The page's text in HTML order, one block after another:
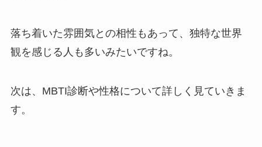
落ち着いた雰囲気との相性もあって、独特な世界
観を感じる人も多いみたいですね。
次は、MBTI診断や性格について詳しく見ていきま
す。